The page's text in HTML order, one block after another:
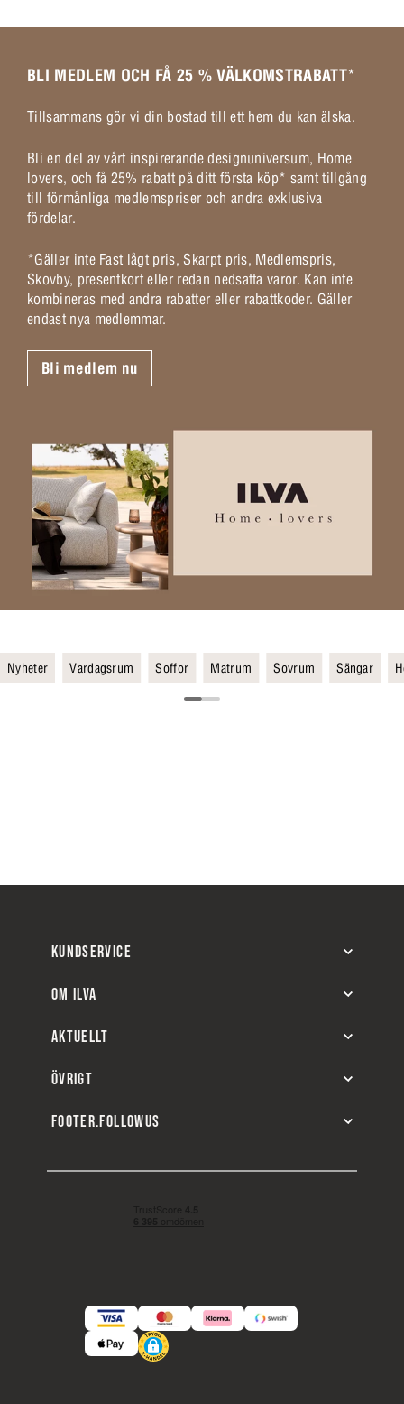
BLI MEDLEM OCH FÅ 25 % VÄLKOMSTRABATT*
Tillsammans gör vi din bostad till ett hem du kan älska.
Bli en del av vårt inspirerande designuniversum, Home
lovers, och få 25% rabatt på ditt första köp* samt tillgång
till förmånliga medlemspriser och andra exklusiva
fördelar.
*Gäller inte Fast lågt pris, Skarpt pris, Medlemspris,
Skovby, presentkort eller redan nedsatta varor. Kan inte
kombineras med andra rabatter eller rabattkoder. Gäller
endast nya medlemmar.
Bli medlem nu
Nyheter Vardagsrum Soffor Matrum Sovrum Sängar
KUNDSERVICE
OM ILVA
AKTUELLT
ÖVRIGT
FOOTER.FOLLOWUS